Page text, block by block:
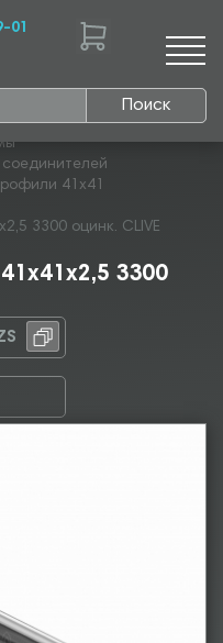
Поиск
01
41х41
3300 оцинк. CLIVE
3300